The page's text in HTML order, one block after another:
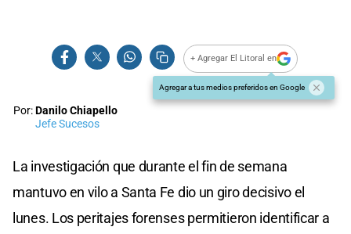
+ Agregar El Litoral en
Agregar a tus medios preferidos en Google
Por:Danilo Chiapello
Jefe Sucesos
La investigación que durante el fin de semana
mantuvo en vilo a Santa Fe dio un giro decisivo el
lunes. Los peritajes forenses permitieron identificar a